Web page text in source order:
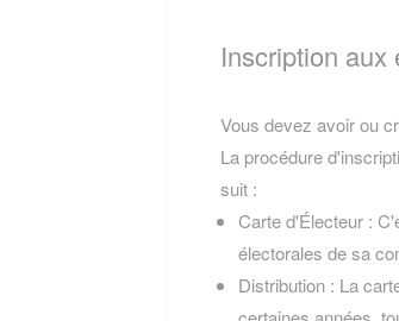
Inscription aux
Vous devez avoir ou
La procédure
suit :
Carte d'Électeur :
électorales de sa
Distribution : La